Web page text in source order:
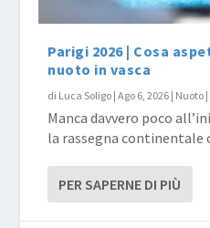
Europei Master day 2,
az...
Pagelle o tigelle? Voti
Eurolondra
Mista-mista d’argento,
Parigi 2026 | Cosa
nuoto in vasca
di Luca Soligo |Ago 6, 2026 | Nuoto |
Manca davvero poco
la rassegna continentale
PER SAPERNE DI PIÙ